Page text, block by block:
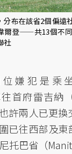
分布在該省2個偏
爾登——共13個不
社
嫌犯是乘
往首府雷吉納
許兩人已更
已往西部及
托巴省（